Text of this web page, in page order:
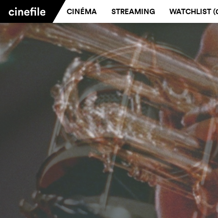
CINÉMA STREAMING WATCHLIST (